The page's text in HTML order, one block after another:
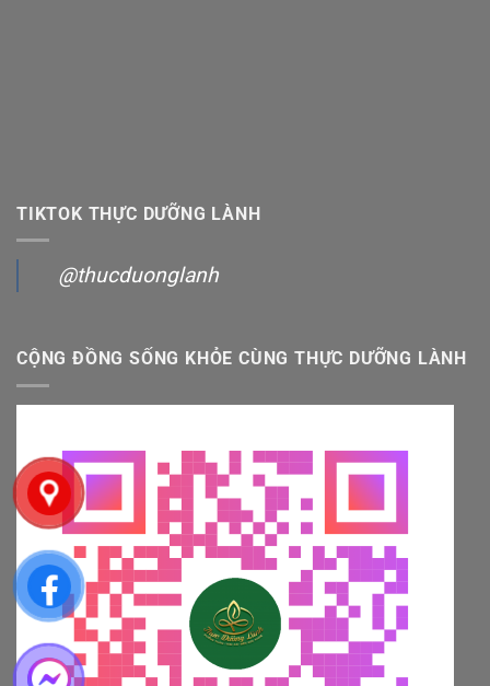
TIKTOK THỰC DƯỠNG LÀNH
@thucduonglanh
CỘNG ĐỒNG SỐNG KHỎE CÙNG THỰC DƯỠNG LÀNH